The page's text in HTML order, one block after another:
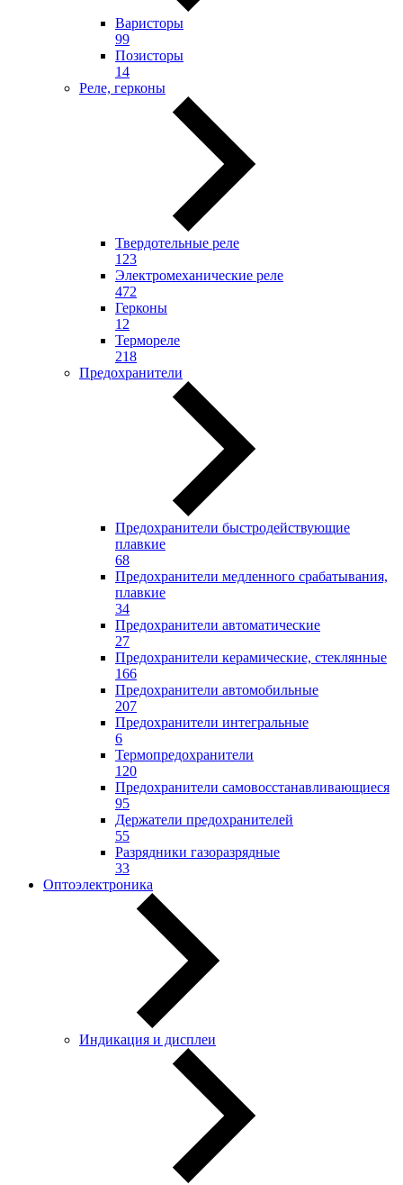
Варисторы
99
Позисторы
14
Реле, герконы
Твердотельные реле
123
Электромеханические реле
472
Герконы
12
Термореле
218
Предохранители
Предохранители быстродействующие
плавкие
68
Предохранители медленного срабатывания,
плавкие
34
Предохранители автоматические
27
Предохранители керамические, стеклянные
166
Предохранители автомобильные
207
Предохранители интегральные
6
Термопредохранители
120
Предохранители самовосстанавливающиеся
95
Держатели предохранителей
55
Разрядники газоразрядные
33
Оптоэлектроника
Индикация и дисплеи